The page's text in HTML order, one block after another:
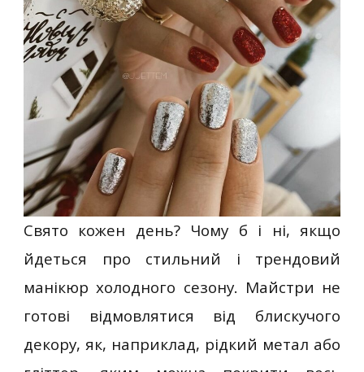
Свято кожен день? Чому б і ні, якщо
йдеться про стильний і трендовий
манікюр холодного сезону. Майстри не
готові відмовлятися від блискучого
декору, як, наприклад, рідкий метал або